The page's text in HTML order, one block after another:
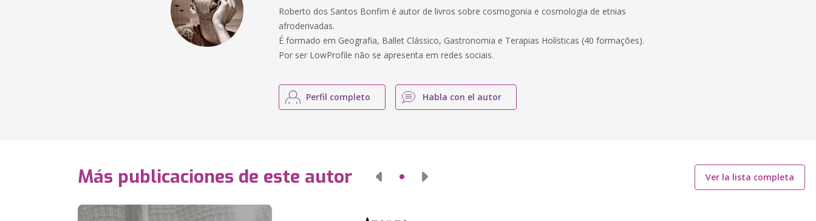
Roberto dos Santos Bonfim é autor de livros sobre cosmogonia e cosmologia de etnias
afroderivadas.
É formado em Geografia, Ballet Clássico, Gastronomia e Terapias Holísticas (40 formações).
Por ser LowProfile não se apresenta em redes sociais.
Perfil completo Habla con el autor
Más publicaciones de este autor Ver la lista completa